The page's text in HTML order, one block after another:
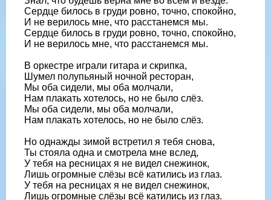
Сердце билось в груди ровно, точно, спокойно,
И не верилось мне, что расстанемся мы.
Сердце билось в груди ровно, точно, спокойно,
И не верилось мне, что расстанемся мы.
В оркестре играли гитара и скрипка,
Шумел полупьяный ночной ресторан,
Мы оба сидели, мы оба молчали,
Нам плакать хотелось, но не было слёз.
Мы оба сидели, мы оба молчали,
Нам плакать хотелось, но не было слёз.
Но однажды зимой встретил я тебя снова,
Ты стояла одна и смотрела мне вслед,
У тебя на ресницах я не видел снежинок,
Лишь огромные слёзы всё катились из глаз.
У тебя на ресницах я не видел снежинок,
Лишь огромные слёзы всё катились из глаз.